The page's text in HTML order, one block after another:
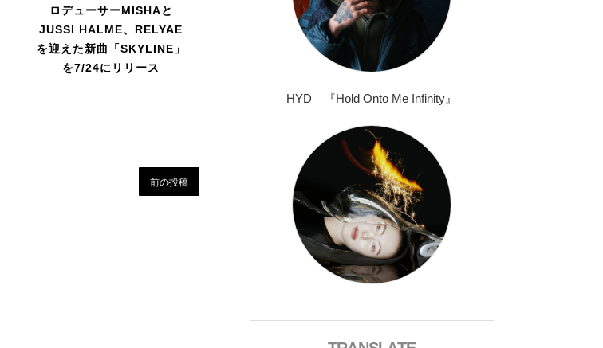
ロデューサーMISHAと
JUSSI HALME、RELYAE
を迎えた新曲「SKYLINE」
を7/24にリリース
前の投稿
HYD 『Hold Onto Me Infinity』